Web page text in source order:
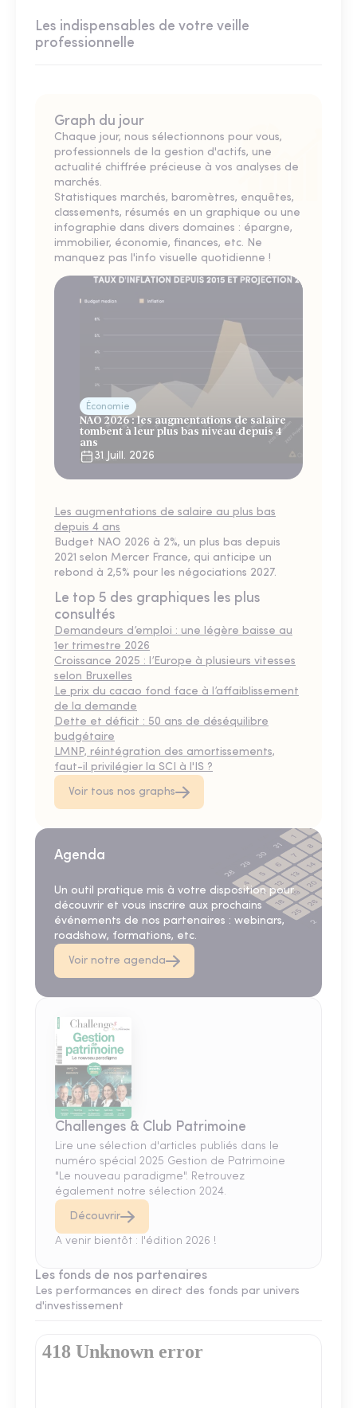
Les indispensables de votre veille
professionnelle
Graph du jour
Chaque jour, nous sélectionnons pour vous,
professionnels de la gestion d'actifs, une
actualité chiffrée précieuse à vos analyses de
marchés.
Statistiques marchés, baromètres, enquêtes,
classements, résumés en un graphique ou une
infographie dans divers domaines : épargne,
immobilier, économie, finances, etc. Ne
manquez pas l'info visuelle quotidienne !
Économie
NAO 2026 : les augmentations de salaire
tombent à leur plus bas niveau depuis 4
ans
31 Juill. 2026
Les augmentations de salaire au plus bas
depuis 4 ans
Budget NAO 2026 à 2%, un plus bas depuis
2021 selon Mercer France, qui anticipe un
rebond à 2,5% pour les négociations 2027.
Le top 5 des graphiques les plus
consultés
Demandeurs d’emploi : une légère baisse au
1er trimestre 2026
Croissance 2025 : l’Europe à plusieurs vitesses
selon Bruxelles
Le prix du cacao fond face à l’affaiblissement
de la demande
Dette et déficit : 50 ans de déséquilibre
budgétaire
LMNP, réintégration des amortissements,
faut-il privilégier la SCI à l'IS ?
Voir tous nos graphs
Agenda
Un outil pratique mis à votre disposition pour
découvrir et vous inscrire aux prochains
événements de nos partenaires : webinars,
roadshow, formations, etc.
Voir notre agenda
Challenges & Club Patrimoine
Lire une sélection d'articles publiés dans le
numéro spécial 2025 Gestion de Patrimoine
"Le nouveau paradigme". Retrouvez
également notre sélection 2024.
Découvrir
A venir bientôt : l'édition 2026 !
Les fonds de nos partenaires
Les performances en direct des fonds par univers
d'investissement